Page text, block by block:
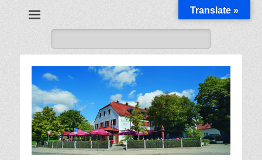
Gasthof und Hotel
Daimerwirt
nach:
Translate »